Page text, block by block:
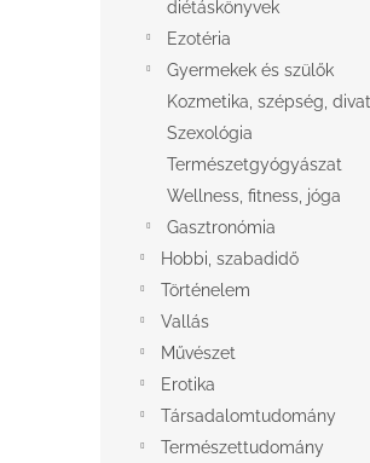
diétáskönyvek
Ezotéria
Gyermekek és szülők
Kozmetika, szépség, divat
Szexológia
Természetgyógyászat
Wellness, fitness, jóga
Gasztronómia
Hobbi, szabadidő
Történelem
Vallás
Művészet
Erotika
Társadalomtudomány
Természettudomány